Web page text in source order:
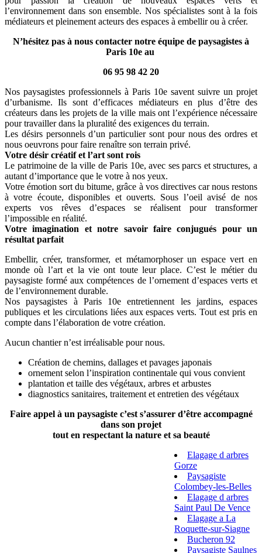
l’environnement dans son ensemble. Nos spécialistes sont à la fois
médiateurs et pleinement acteurs des espaces à embellir ou à créer.
N’hésitez pas à nous contacter notre équipe de paysagistes à
Paris 10e au
06 95 98 42 20
Nos paysagistes professionnels à Paris 10e savent suivre un projet
d’urbanisme. Ils sont d’efficaces médiateurs en plus d’être des
créateurs dans les projets de la ville mais ont l’expérience nécessaire
pour travailler dans la pluralité des exigences du terrain.
Les désirs personnels d’un particulier sont pour nous des ordres et
nous oeuvrons pour faire renaître son terrain privé.
Votre désir créatif et l’art sont rois
Le patrimoine de la ville de Paris 10e, avec ses parcs et structures, a
autant d’importance que le votre à nos yeux.
Votre émotion sort du bitume, grâce à vos directives car nous restons
à votre écoute, disponibles et ouverts. Sous l’oeil avisé de nos
experts vos rêves d’espaces se réalisent pour transformer
l’impossible en réalité.
Votre imagination et notre savoir faire conjugués pour un
résultat parfait
Embellir, créer, transformer, et métamorphoser un espace vert en
monde où l’art et la vie ont toute leur place. C’est le métier du
paysagiste formé aux compétences de l’ornement d’espaces verts et
de l’environnement durable.
Nos paysagistes à Paris 10e entretiennent les jardins, espaces
publiques et les circulations liées aux espaces verts. Tout est pris en
compte dans l’élaboration de votre création.
Aucun chantier n’est irréalisable pour nous.
Création de chemins, dallages et pavages japonais
ornement selon l’inspiration continentale qui vous convient
plantation et taille des végétaux, arbres et arbustes
diagnostics sanitaires, traitement et entretien des végétaux
Faire appel à un paysagiste c’est s’assurer d’être accompagné
dans son projet
tout en respectant la nature et sa beauté
Elagage d arbres
Gorze
Paysagiste
Colombey-les-Belles
Elagage d arbres
Saint Paul De Vence
Elagage a La
Roquette-sur-Siagne
Bucheron 92
Paysagiste Saulnes